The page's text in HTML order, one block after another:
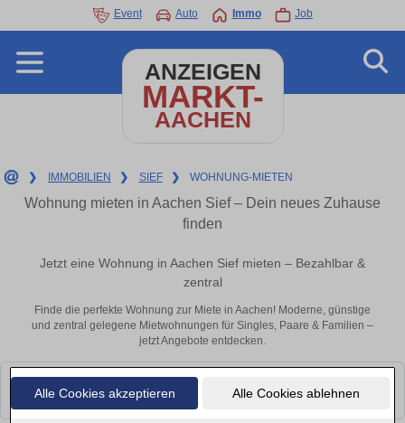
Alle Cookies akzeptieren Alle Cookies ablehnen
Event Auto Immo Job
ANZEIGEN
MARKT-
AACHEN
❯ IMMOBILIEN ❯ SIEF ❯ WOHNUNG-MIETEN
Wohnung mieten in Aachen Sief – Dein neues Zuhause
finden
Jetzt eine Wohnung in Aachen Sief mieten – Bezahlbar &
zentral
Finde die perfekte Wohnung zur Miete in Aachen! Moderne, günstige
und zentral gelegene Mietwohnungen für Singles, Paare & Familien –
jetzt Angebote entdecken.
Leider konnten wir derzeit keine passenden Objekte finden. Schauen Sie
bald wieder vorbei!